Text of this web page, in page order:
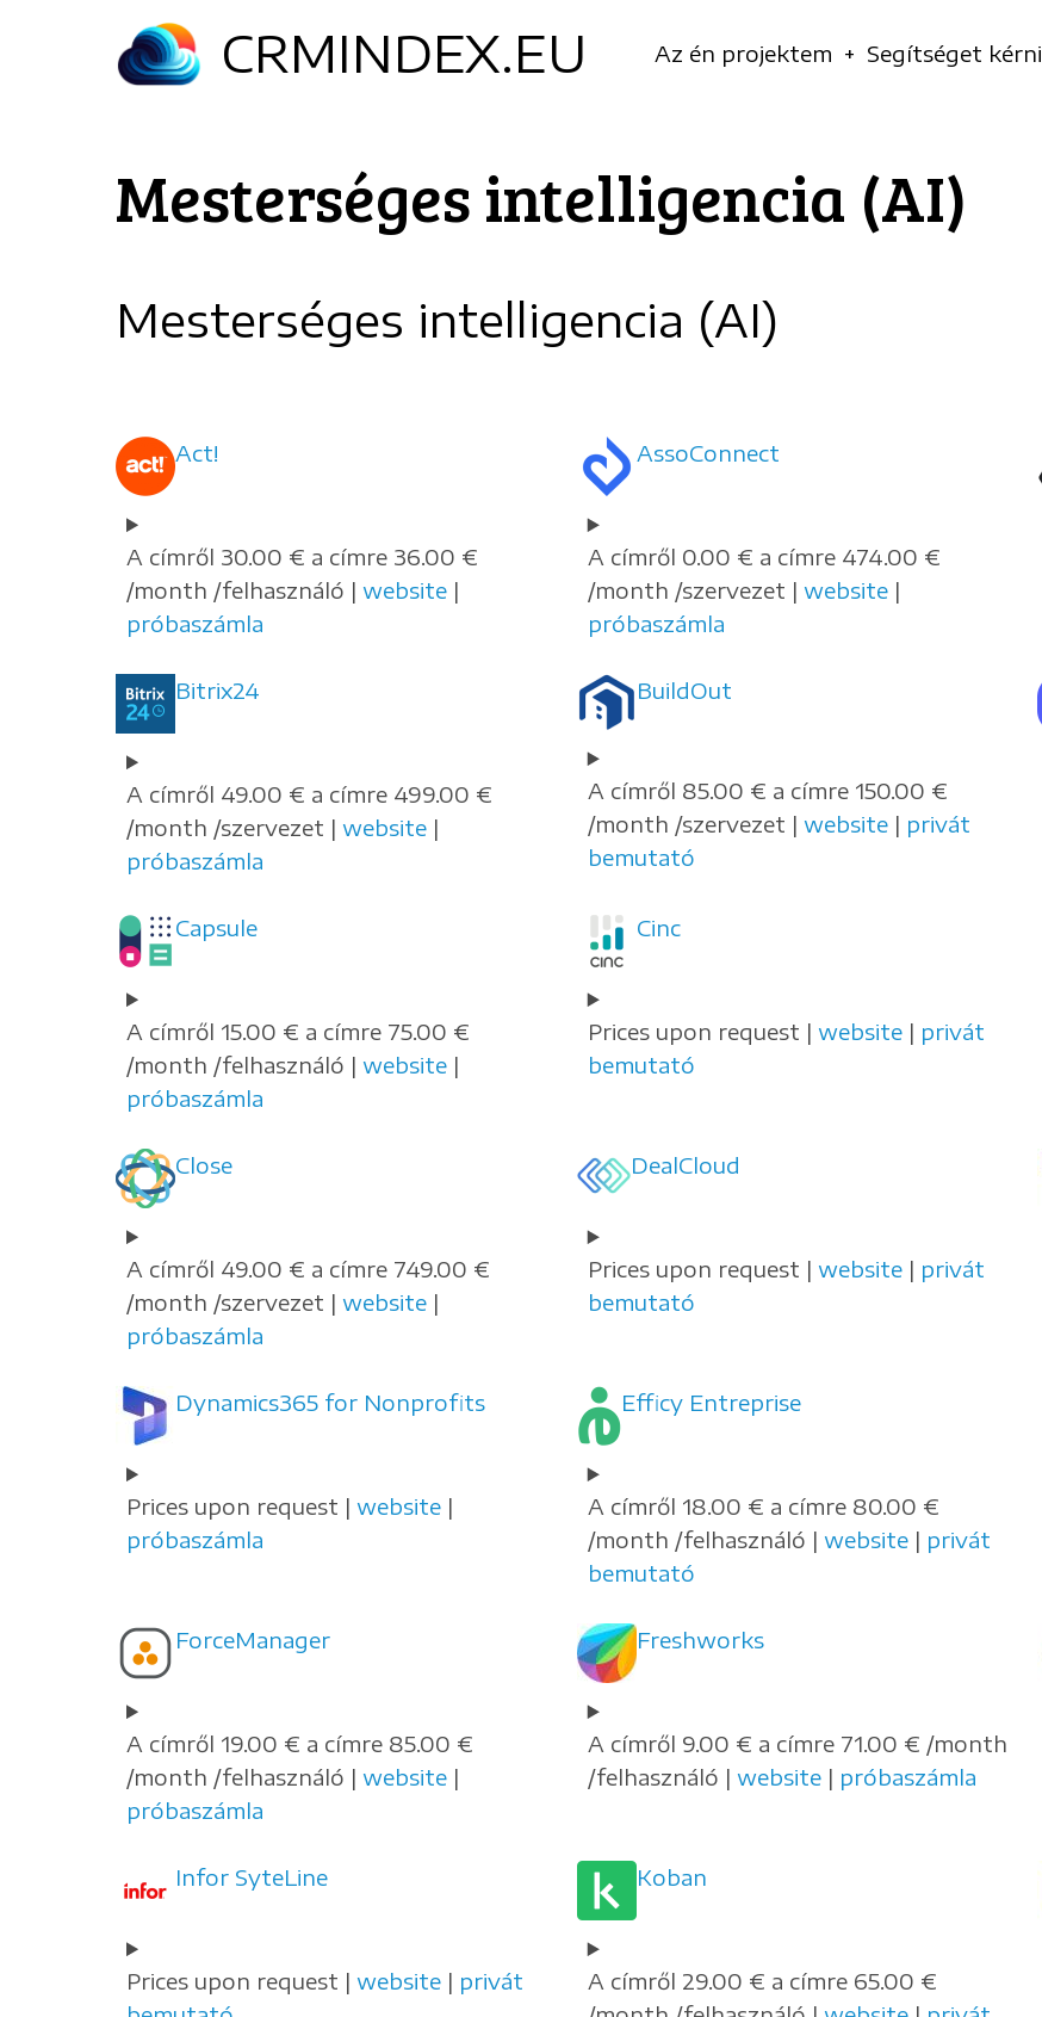
CRMINDEX.EU
Navigáció
Az én projektem Segítséget kérni
Mesterséges intelligencia (AI)
Mesterséges intelligencia (AI)
Act!
A címről 30.00 € a címre 36.00 €
/month /felhasználó | website |
próbaszámla
AssoConnect
A címről 0.00 € a címre 474.00 €
/month /szervezet | website|
próbaszámla
Bitrix24
A címről 49.00 € a címre 499.00 €
/month /szervezet | website |
próbaszámla
BuildOut
A címről 85.00 € a címre 150.00 €
/month /szervezet | website| privát
bemutató
Capsule
A címről 15.00 € a címre 75.00 €
/month /felhasználó | website |
próbaszámla
Cinc
Prices upon request | website| privát
bemutató
Close
A címről 49.00 € a címre 749.00 €
/month /szervezet | website |
próbaszámla
DealCloud
Prices upon request | website| privát
bemutató
Dynamics365 for Nonprofits
Prices upon request | website |
próbaszámla
Efficy Entreprise
A címről 18.00 € a címre 80.00 €
/month /felhasználó | website| privát
bemutató
ForceManager
A címről 19.00 € a címre 85.00 €
/month /felhasználó | website |
próbaszámla
Freshworks
A címről 9.00 € a címre 71.00 € /month
/felhasználó | website| próbaszámla
Infor SyteLine
Prices upon request | website | privát
Koban
A címről 29.00 € a címre 65.00 €